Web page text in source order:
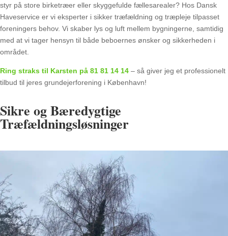
styr på store birketræer eller skyggefulde fællesarealer? Hos Dansk
Haveservice er vi eksperter i sikker træfældning og træpleje tilpasset
foreningers behov. Vi skaber lys og luft mellem bygningerne, samtidig
med at vi tager hensyn til både beboernes ønsker og sikkerheden i
området.
Ring straks til Karsten på 81 81 14 14 – så giver jeg et professionelt
tilbud til jeres grundejerforening i København!
Sikre og Bæredygtige
Træfældningsløsninger